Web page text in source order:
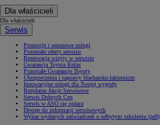
Dla właścicieli
Dla właścicieli
Serwis
Promocje i sezonowe usługi
Pozostałe oferty serwisu
Rezerwacja wizyty w serwisie
Gwarancja Toyota Relax
Pozostałe Gwarancje Toyoty
Ubezpieczenia i naprawy blacharsko-lakiernicze
Innowacyjne usługi dla Twojej wygody
Bezpłatne Akcje Serwisowe
Serwis Dobrych Cen
Serwis w ASO się opłaca
Dostęp do informacji serwisowych
Wykaz wydanych zaświadczeń o odbytym szkoleniu (pdf)